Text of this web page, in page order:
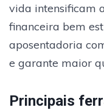
vida intensificam
financeira bem
aposentadoria
e garante maior
Principais